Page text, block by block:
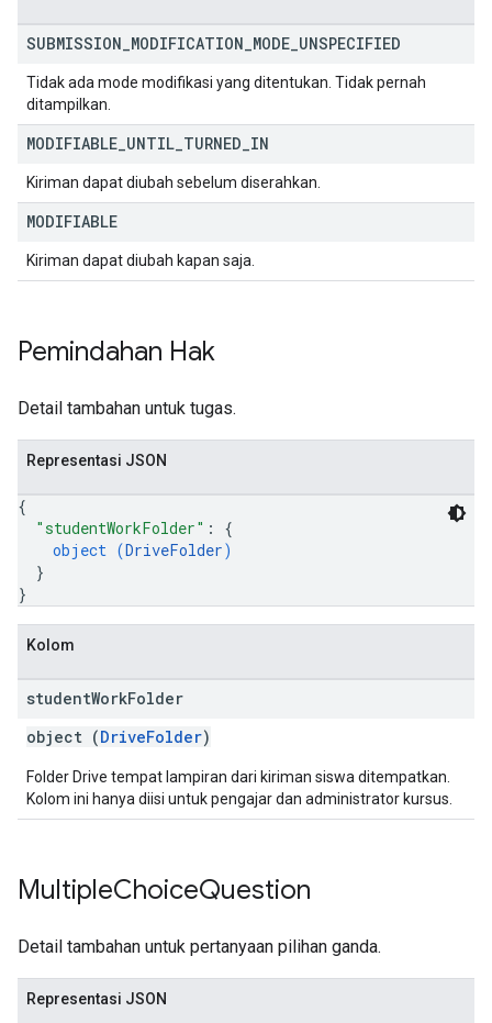
SUBMISSION MODIFICATION MODE UNSPECIFIED
Tidak ada mode modifikasi yang ditentukan. Tidak pernah
ditampilkan.
MODIFIABLE UNTIL TURNED IN
Kiriman dapat diubah sebelum diserahkan.
MODIFIABLE
Kiriman dapat diubah kapan saja.
Pemindahan Hak
Detail tambahan untuk tugas.
Representasi JSON
{
"studentWorkFolder" : {
object (DriveFolder)
}
}
Kolom
studentWorkFolder
object (DriveFolder)
Folder Drive tempat lampiran dari kiriman siswa ditempatkan.
Kolom ini hanya diisi untuk pengajar dan administrator kursus.
MultipleChoiceQuestion
Detail tambahan untuk pertanyaan pilihan ganda.
Representasi JSON